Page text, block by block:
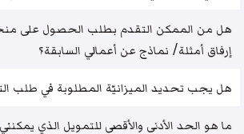
هل من الممكن التقدم بطلب الحصول على
إرفاق أمثلة/ نماذج عن أعمالي السابقة؟
هل يجب تحديد الميزانيّة المطلوبة في طلب
ما هو الحد الأدنى والأقصى للتمويل الذي